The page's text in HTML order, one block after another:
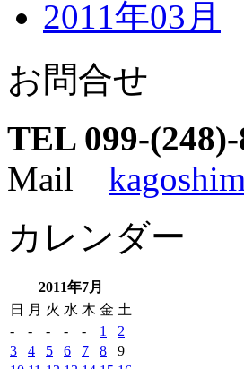
2011年03月
お問合せ
TEL 099-(248)-
Mail
カレンダー
2011年7月
日
月 火 水 木 金 土
-
- - - - 1
2
3
4 5 6 7 8
9